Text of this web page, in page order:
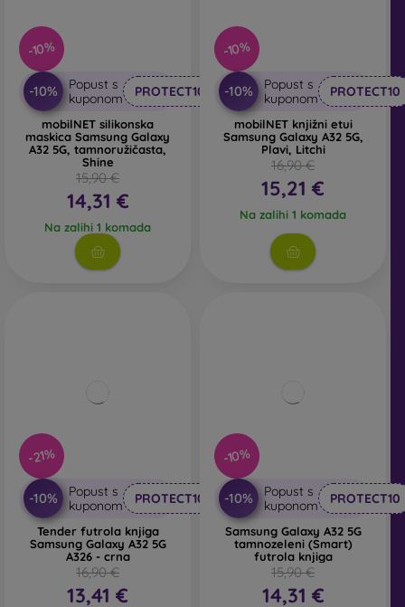
-10%
-10%
Popust s
kuponom
PROTECT10
mobilNET silikonska
maskica Samsung Galaxy
A32 5G, tamnoružičasta,
Shine
15,90 €
14,31 €
Na zalihi 1 komada
-10%
-10%
Popust s
kuponom
PROTECT10
mobilNET knjižni etui
Samsung Galaxy A32 5G,
Plavi, Litchi
16,90 €
15,21 €
Na zalihi 1 komada
-21%
-10%
Popust s
kuponom
PROTECT10
Tender futrola knjiga
Samsung Galaxy A32 5G
A326 - crna
16,90 €
13,41 €
-10%
-10%
Popust s
kuponom
PROTECT10
Samsung Galaxy A32 5G
tamnozeleni (Smart)
futrola knjiga
15,90 €
14,31 €